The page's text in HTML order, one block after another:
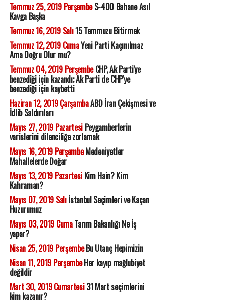
Temmuz 25, 2019 PerşembeS-400 Bahane Asıl
Kavga Başka
Temmuz 16, 2019 Salı15 Temmuzu Bitirmek
Temmuz 12, 2019 CumaYeni Parti Kaçınılmaz
Ama Doğru Olur mu?
Temmuz 04, 2019 PerşembeCHP, Ak Parti'ye
benzediği için kazandı; Ak Parti de CHP'ye
benzediği için kaybetti
Haziran 12, 2019 ÇarşambaABD İran Çekişmesi ve
İdlib Saldırıları
Mayıs 27, 2019 PazartesiPeygamberlerin
varislerini dilenciliğe zorlamak
Mayıs 16, 2019 PerşembeMedeniyetler
Mahallelerde Doğar
Mayıs 13, 2019 PazartesiKim Hain? Kim
Kahraman?
Mayıs 07, 2019 Salıİstanbul Seçimleri ve Kaçan
Huzurumuz
Mayıs 03, 2019 CumaTarım Bakanlığı Ne İş
yapar?
Nisan 25, 2019 PerşembeBu Utanç Hepimizin
Nisan 11, 2019 PerşembeHer kayıp mağlubiyet
değildir
Mart 30, 2019 Cumartesi31 Mart seçimlerini
kim kazanır?